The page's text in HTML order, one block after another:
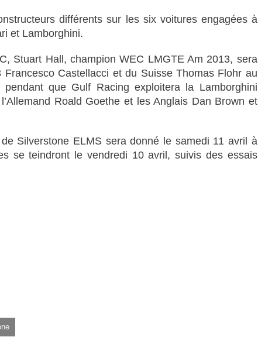
différents sur les six voitures engagées à
et Lamborghini.
Stuart Hall, champion WEC LMGTE Am 2013, sera
Castellacci et du Suisse Thomas Flohr au
que Gulf Racing exploitera la Lamborghini
Roald Goethe et les Anglais Dan Brown et
Silverstone ELMS sera donné le samedi 11 avril à
se teindront le vendredi 10 avril, suivis des essais